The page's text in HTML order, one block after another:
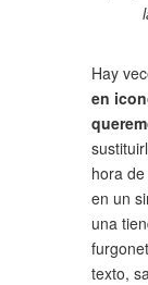
Hay
en
hora
en un
una
texto,